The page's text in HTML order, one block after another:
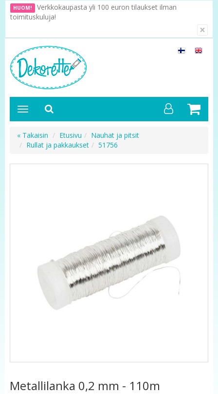
HUOM! Verkkokaupasta yli 100 euron tilaukset ilman
toimituskuluja!
×
« Takaisin Etusivu
Nauhat ja pitsit
Rullat ja pakkaukset
51756
Metallilanka 0,2 mm - 110m